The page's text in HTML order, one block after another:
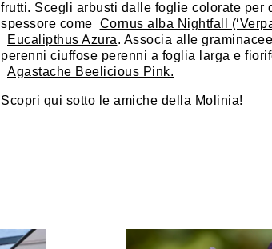
frutti. Scegli arbusti dalle foglie colorate per
spessore come Cornus alba Nightfall
Eucalipthus Azura. Associa alle
perenni ciuffose perenni a foglia larga e
Agastache Beelicious Pink.
Scopri qui sotto le amiche della Molinia!